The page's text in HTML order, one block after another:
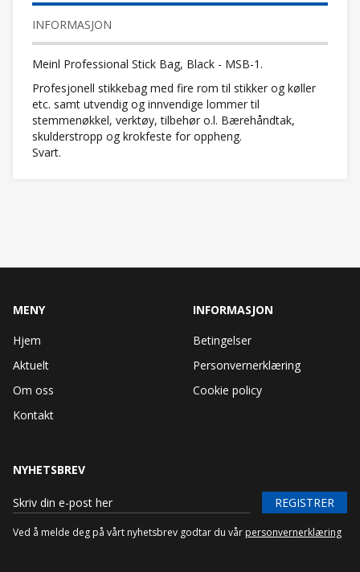
INFORMASJON
Meinl Professional Stick Bag, Black - MSB-1.
Profesjonell stikkebag med fire rom til stikker og køller
etc. samt utvendig og innvendige lommer til
stemmenøkkel, verktøy, tilbehør o.l. Bærehåndtak,
skulderstropp og krokfeste for oppheng.
Svart.
MENY
Hjem
Aktuelt
Om oss
Kontakt
INFORMASJON
Betingelser
Personvernerklæring
Cookie policy
NYHETSBREV
REGISTRER
Ved å melde deg på vårt nyhetsbrev godtar du vår personvernerklæring